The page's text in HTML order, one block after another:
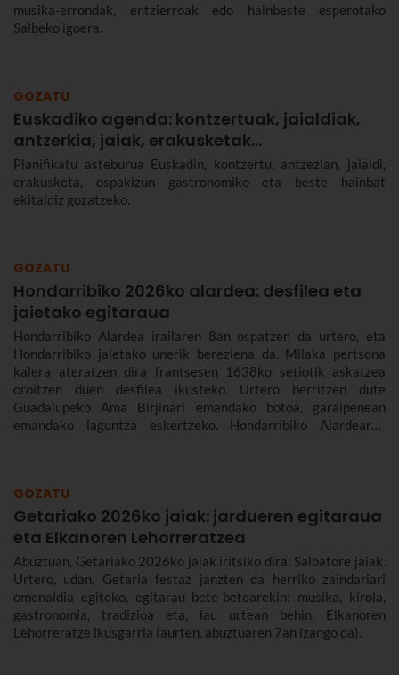
musika-errondak, entzierroak edo hainbeste esperotako
Salbeko igoera.
GOZATU
Euskadiko agenda: kontzertuak, jaialdiak,
antzerkia, jaiak, erakusketak…
Planifikatu asteburua Euskadin, kontzertu, antzezlan, jaialdi,
erakusketa, ospakizun gastronomiko eta beste hainbat
ekitaldiz gozatzeko.
GOZATU
Hondarribiko 2026ko alardea: desfilea eta
jaietako egitaraua
Hondarribiko Alardea irailaren 8an ospatzen da urtero, eta
Hondarribiko jaietako unerik bereziena da. Milaka pertsona
kalera ateratzen dira frantsesen 1638ko setiotik askatzea
oroitzen duen desfilea ikusteko. Urtero berritzen dute
Guadalupeko Ama Birjinari emandako botoa, garaipenean
emandako laguntza eskertzeko. Hondarribiko Alardearen
GOZATU
Getariako 2026ko jaiak: jardueren egitaraua
eta Elkanoren Lehorreratzea
Abuztuan, Getariako 2026ko jaiak iritsiko dira: Salbatore jaiak.
Urtero, udan, Getaria festaz janzten da herriko zaindariari
omenaldia egiteko, egitarau bete-betearekin: musika, kirola,
gastronomia, tradizioa eta, lau urtean behin, Elkanoren
Lehorreratze ikusgarria (aurten, abuztuaren 7an izango da).